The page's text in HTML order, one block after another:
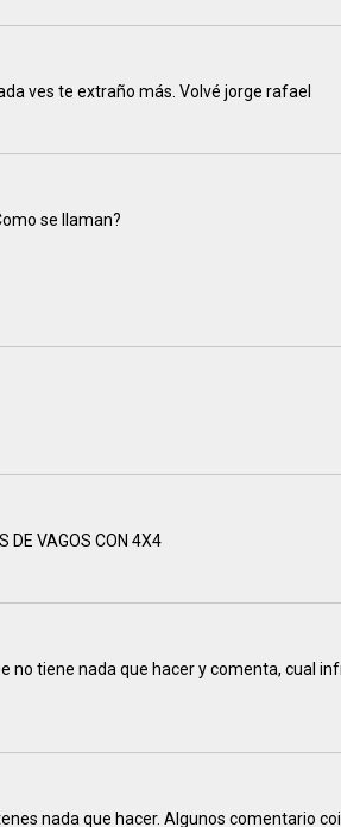
ves te extraño más. Volvé jorge rafael
se llaman?
DE VAGOS CON 4X4
no tiene nada que hacer y comenta, cual
nada que hacer. Algunos comentario